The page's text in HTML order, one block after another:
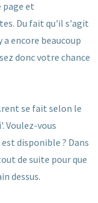
page et
Du fait qu'il s'agit
encore beaucoup
donc votre chance
se fait selon le
Voulez-vous
disponible ? Dans
de suite pour que
dessus.